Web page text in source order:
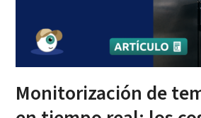
Monitorización de